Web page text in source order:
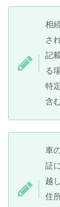
相
さ
記
る
特
含
車
証
越
住